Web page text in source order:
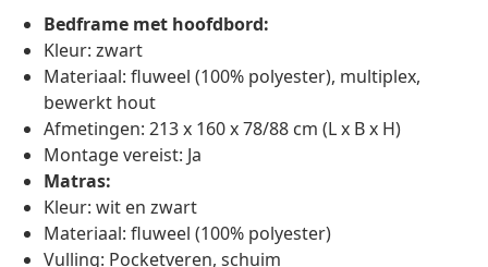
Bedframe met hoofdbord:
Kleur: zwart
Materiaal: fluweel (100% polyester), multiplex,
bewerkt hout
Afmetingen: 213 x 160 x 78/88 cm (L x B x H)
Montage vereist: Ja
Matras:
Kleur: wit en zwart
Materiaal: fluweel (100% polyester)
Vulling: Pocketveren, schuim